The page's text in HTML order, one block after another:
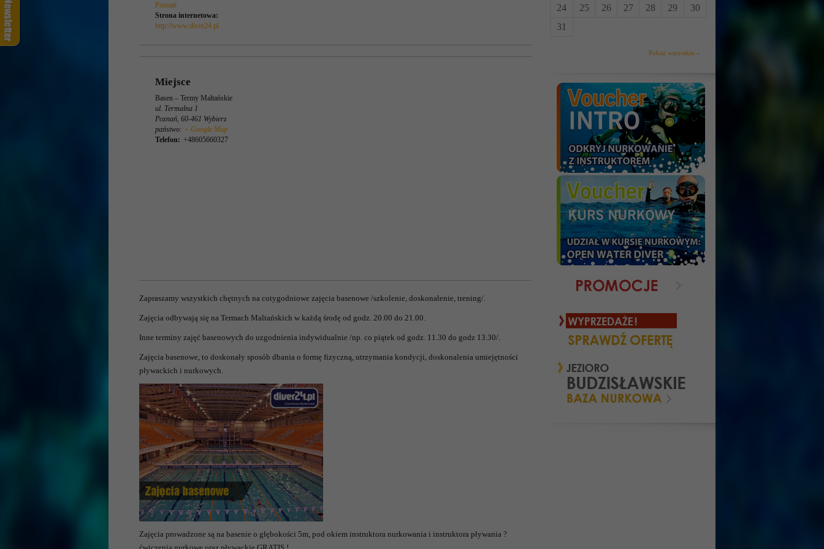
Poznań
Strona internetowa:
http://www.diver24.pl
Miejsce
Basen – Termy Maltańskie
ul. Termalna 1
Poznań, 60-461 Wybierz
państwo: + Google Map
Telefon: +48605660327
Zapraszamy wszystkich chętnych na cotygodniowe zajęcia basenowe /szkolenie, doskonalenie, trening/.
Zajęcia odbywają się na Termach Maltańskich w każdą środę od godz. 20.00 do 21.00.
Inne terminy zajęć basenowych do uzgodnienia indywidualnie /np. co piątek od godz. 11.30 do godz 13.30/.
Zajęcia basenowe, to doskonały sposób dbania o formę fizyczną, utrzymania kondycji, doskonalenia umiejętności
pływackich i nurkowych.
Zajęcia prowadzone są na basenie o głębokości 5m, pod okiem instruktora nurkowania i instruktora pływania ?
ćwiczenia nurkowe oraz pływackie GRATIS !
24
25 26 27 28 29
30
31
Pokaż wszystkie »